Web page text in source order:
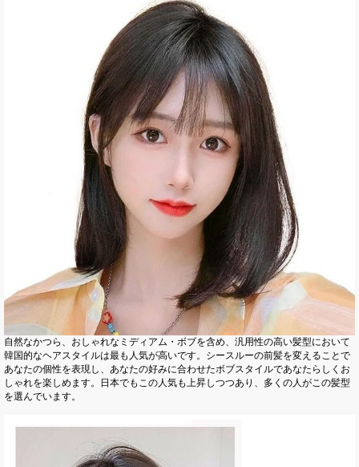
自然なかつら、おしゃれなミディアム・ボブを含め、汎用性の高い髪型において
韓国的なヘアスタイルは最も人気が高いです。シースルーの前髪を変えることで
あなたの個性を表現し、あなたの好みに合わせたボブスタイルであなたらしくお
しゃれを楽しめます。日本でもこの人気も上昇しつつあり、多くの人がこの髪型
を選んでいます。